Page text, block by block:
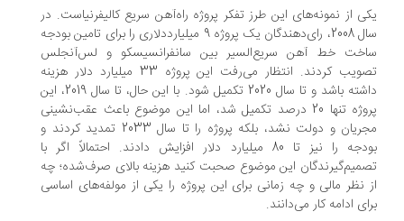
از نمونه‌های این طرز تفکر پروژه راه‌آهن سریع کالیفرنیاست. در
سال 2008، رای‌دهندگان یک پروژه 9 میلیارددلاری را برای تامین بودجه
خط آهن سریع‌السیر بین سانفرانسیسکو و لس‌آنجلس
تصویب کردند. انتظار می‌رفت این پروژه 33 میلیارد دلار هزینه
داشته باشد و تا سال 2020 تکمیل شود. با این حال، تا سال 2019، این
پروژه تنها 20 درصد تکمیل شد، اما این موضوع باعث عقب‌نشینی
مجریان و دولت نشد، بلکه پروژه را تا سال 2033 تمدید کردند و
بودجه را نیز تا 80 میلیارد دلار افزایش دادند. احتمالاً اگر با
این موضوع صحبت کنید هزینه بالای صرف‌شده؛ چه
نظر مالی و چه زمانی برای این پروژه را یکی از مولفه‌های اساسی
ادامه کار می‌دانند.